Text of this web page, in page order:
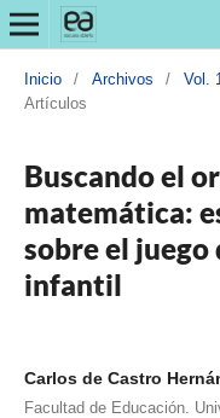
Inicio / Archivos / Vol.
Artículos
Buscando el
matemática:
sobre el
infantil
Carlos de Castro
Facultad de Educación.